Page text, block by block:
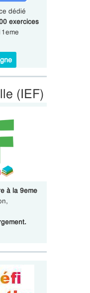
dédié
exercices
(IEF)
à la 9eme